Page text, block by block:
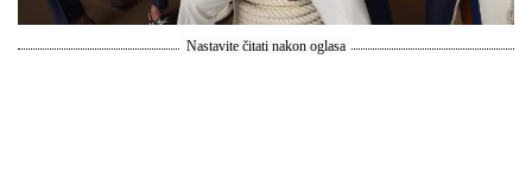
Nastavite čitati nakon oglasa